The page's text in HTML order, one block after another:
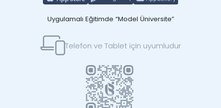
Uygulamalı Eğitimde “Model Üniversite”
Telefon ve Tablet için uyumludur